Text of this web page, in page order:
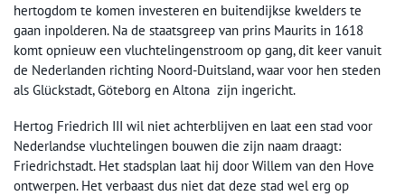
hertogdom te komen investeren en buitendijkse kwelders te
gaan inpolderen. Na de staatsgreep van prins Maurits in 1618
komt opnieuw een vluchtelingenstroom op gang, dit keer vanuit
de Nederlanden richting Noord-Duitsland, waar voor hen steden
als Glückstadt, Göteborg en Altona zijn ingericht.
Hertog Friedrich III wil niet achterblijven en laat een stad voor
Nederlandse vluchtelingen bouwen die zijn naam draagt:
Friedrichstadt. Het stadsplan laat hij door Willem van den Hove
ontwerpen. Het verbaast dus niet dat deze stad wel erg op